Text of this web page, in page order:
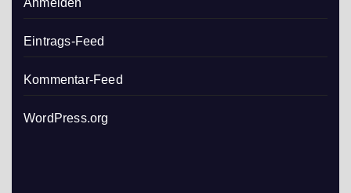
Eintrags-Feed
Kommentar-Feed
WordPress.org